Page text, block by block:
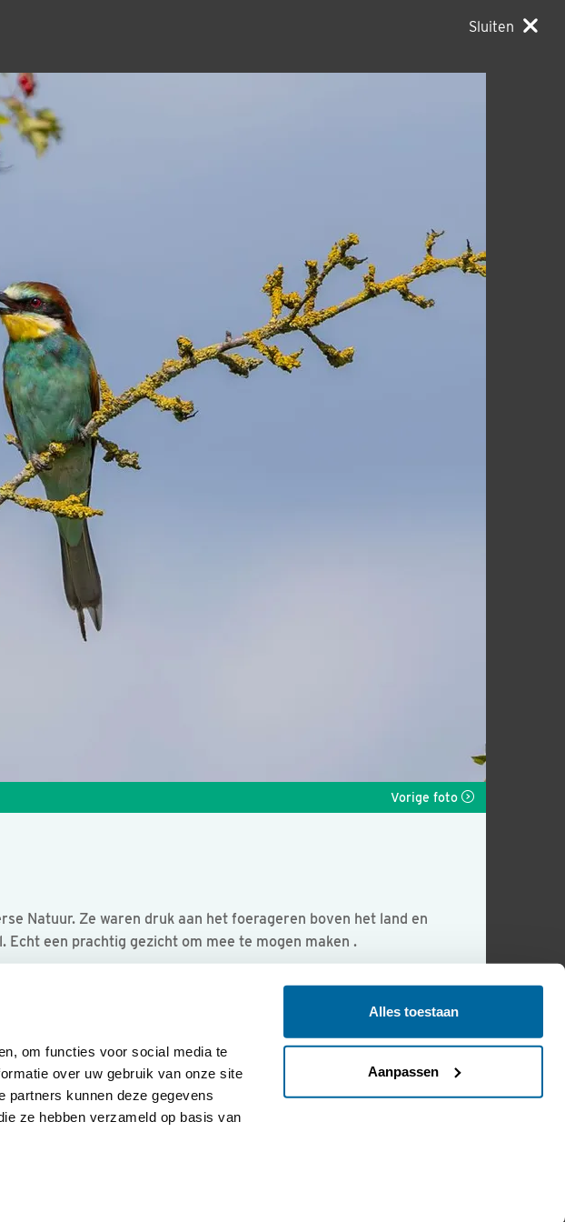
om functies voor social media te
over uw gebruik van onze site
partners kunnen deze gegevens
ze hebben verzameld op basis van
Alles toestaan
Aanpassen
Sluiten
Vorige foto
Natuur. Ze waren druk aan het foerageren boven het land en
een prachtig gezicht om mee te mogen maken .